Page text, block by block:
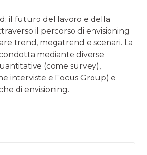
il futuro del lavoro e della
il percorso di envisioning
trend, megatrend e scenari. La
mediante diverse
(come survey),
interviste e Focus Group) e
di envisioning.